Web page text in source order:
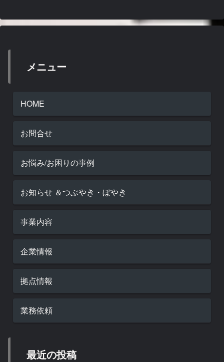
メニュー
HOME
お問合せ
お悩み/お困りの事例
お知らせ ＆つぶやき・ぼやき
事業内容
企業情報
拠点情報
業務依頼
最近の投稿